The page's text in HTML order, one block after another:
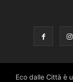
Eco dalle Città è